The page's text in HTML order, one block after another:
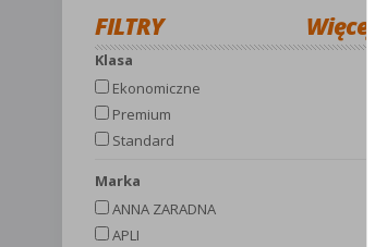
FILTRY Więcej
Klasa
Ekonomiczne
Premium
Standard
Marka
ANNA ZARADNA
APLI